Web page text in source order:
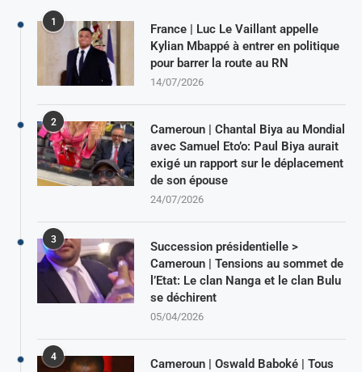
1
France | Luc Le Vaillant appelle
Kylian Mbappé à entrer en politique
pour barrer la route au RN
14/07/2026
2
Cameroun | Chantal Biya au Mondial
avec Samuel Eto’o: Paul Biya aurait
exigé un rapport sur le déplacement
de son épouse
24/07/2026
3
Succession présidentielle >
Cameroun | Tensions au sommet de
l’Etat: Le clan Nanga et le clan Bulu
se déchirent
05/04/2026
4
Cameroun | Oswald Baboké | Tous